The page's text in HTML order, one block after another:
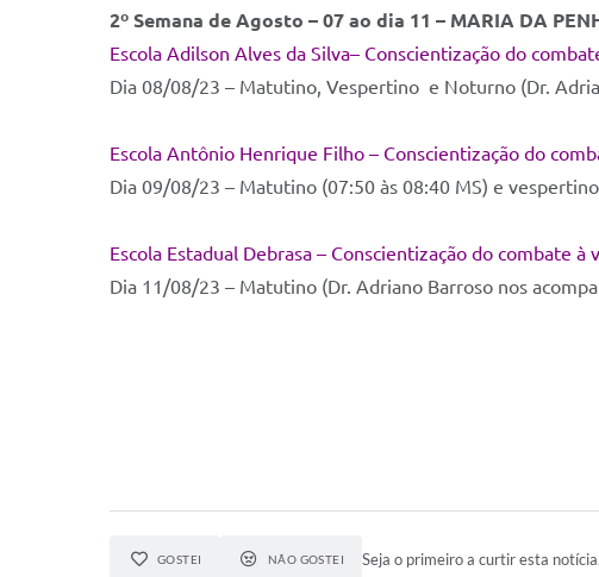
2º Semana de Agosto – 07 ao dia 11 – MARIA DA
Escola Adilson Alves da Silva– Conscientização do
Dia 08/08/23 – Matutino, Vespertino e Noturno (Dr.
Escola Antônio Henrique Filho – Conscientização do
Dia 09/08/23 – Matutino (07:50 às 08:40 MS) e
Escola Estadual Debrasa – Conscientização do combate à
Dia 11/08/23 – Matutino (Dr. Adriano Barroso nos
GOSTEI NÃO GOSTEI Seja o primeiro a curtir esta notícia.